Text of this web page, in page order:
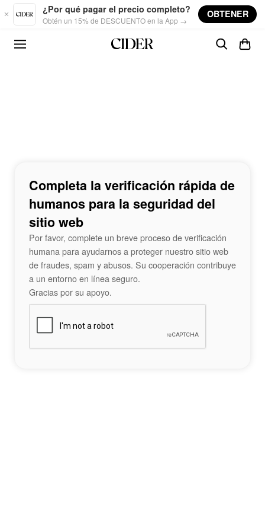
Skip to main content
¿Por qué pagar el precio completo?
Obtén un 15% de DESCUENTO en la App →
OBTENER
Completa la verificación rápida de
humanos para la seguridad del
sitio web
Por favor, complete un breve proceso de verificación
humana para ayudarnos a proteger nuestro sitio web
de fraudes, spam y abusos. Su cooperación contribuye
a un entorno en línea seguro.
Gracias por su apoyo.